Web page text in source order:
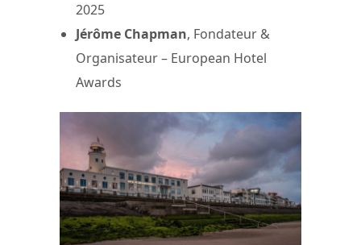
2025
Jérôme Chapman, Fondateur &
Organisateur – European Hotel
Awards